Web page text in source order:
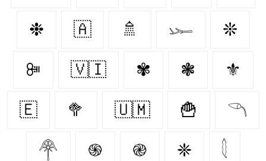
❉ 🇦‌ 🚿 𓆱 ❊
ꔼ 🇻🇮 ✾ ❃ ⚜️
🇪‌ 🥦 🇺🇲 🍟 𓆹
𓋇 ֍ ֎ ❈ 𓇛